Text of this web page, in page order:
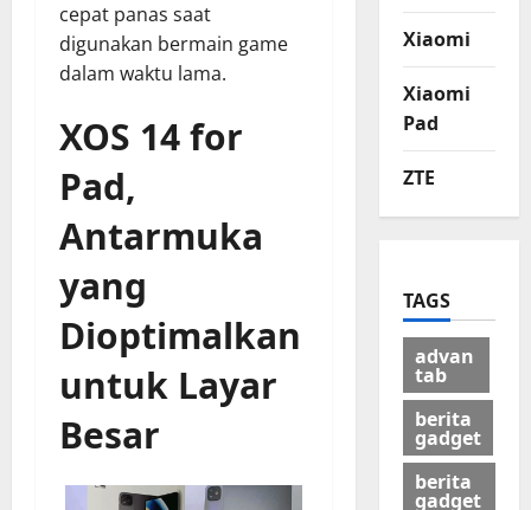
cepat panas saat
digunakan bermain game
dalam waktu lama.
XOS 14 for
Pad,
Antarmuka
yang
Dioptimalkan
untuk Layar
Besar
Xiaomi
Xiaomi
Pad
ZTE
TAGS
advan
tab
berita
gadget
berita
gadget